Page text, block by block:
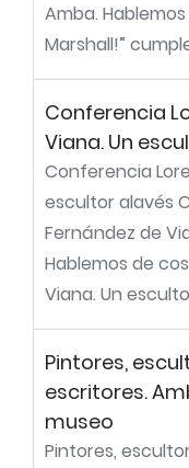
Amba.
Marshall!”
Conferencia
Viana. Un
Conferencia
escultor alavés
Fernández de
Hablemos de
Viana. Un
Pintores,
escritores.
museo
Pintores,